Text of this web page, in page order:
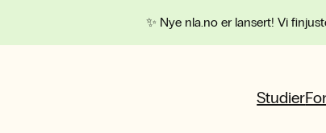
✨ Nye nla.no er lansert! Vi
Studier